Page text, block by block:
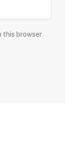
this browser